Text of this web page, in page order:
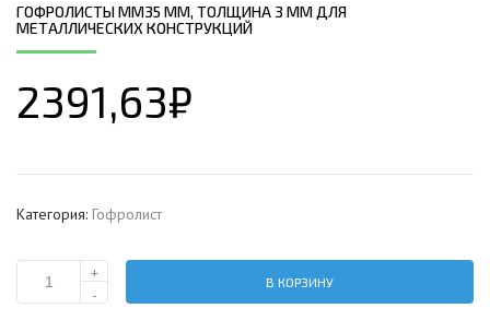
ГОФРОЛИСТЫ ММ35 ММ, ТОЛЩИНА 3 ММ ДЛЯ
МЕТАЛЛИЧЕСКИХ КОНСТРУКЦИЙ
2391,63₽
Категория: Гофролист
Количество
+
-
В КОРЗИНУ